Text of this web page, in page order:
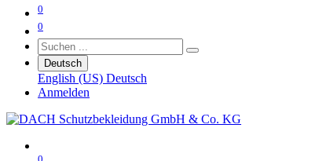
0
0
Deutsch
English (US) Deutsch
Anmelden